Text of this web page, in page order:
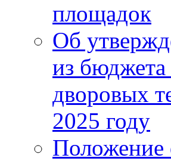
площадок
Об
из
дворовых
2025 году
Положение